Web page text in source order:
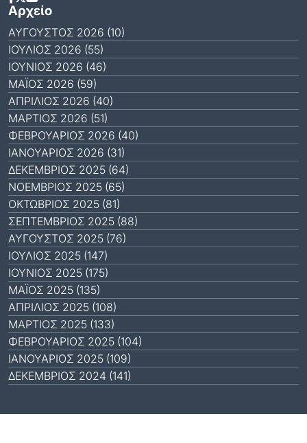
Αρχείο
ΑΎΓΟΥΣΤΟΣ 2026 (10)
ΙΟΎΛΙΟΣ 2026 (55)
ΙΟΎΝΙΟΣ 2026 (46)
ΜΆΙΟΣ 2026 (59)
ΑΠΡΊΛΙΟΣ 2026 (40)
ΜΆΡΤΙΟΣ 2026 (51)
ΦΕΒΡΟΥΆΡΙΟΣ 2026 (40)
ΙΑΝΟΥΆΡΙΟΣ 2026 (31)
ΔΕΚΈΜΒΡΙΟΣ 2025 (64)
ΝΟΈΜΒΡΙΟΣ 2025 (65)
ΟΚΤΏΒΡΙΟΣ 2025 (81)
ΣΕΠΤΈΜΒΡΙΟΣ 2025 (88)
ΑΎΓΟΥΣΤΟΣ 2025 (76)
ΙΟΎΛΙΟΣ 2025 (147)
ΙΟΎΝΙΟΣ 2025 (175)
ΜΆΙΟΣ 2025 (135)
ΑΠΡΊΛΙΟΣ 2025 (108)
ΜΆΡΤΙΟΣ 2025 (133)
ΦΕΒΡΟΥΆΡΙΟΣ 2025 (104)
ΙΑΝΟΥΆΡΙΟΣ 2025 (109)
ΔΕΚΈΜΒΡΙΟΣ 2024 (141)